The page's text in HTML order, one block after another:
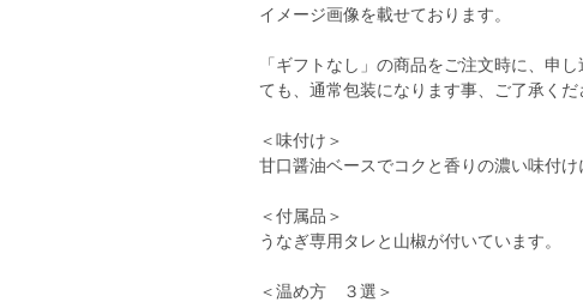
イメージ画像を載せております。
「ギフトなし」の商品をご注文時に、申
ても、通常包装になります事、ご了承くだ
＜味付け＞
甘口醤油ベースでコクと香りの濃い味付け
＜付属品＞
うなぎ専用タレと山椒が付いています。
＜温め方 ３選＞